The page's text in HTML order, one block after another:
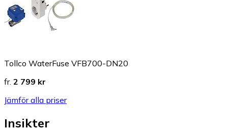
Tollco WaterFuse VFB700-DN20
fr. 2 799 kr
Jämför alla priser
Insikter